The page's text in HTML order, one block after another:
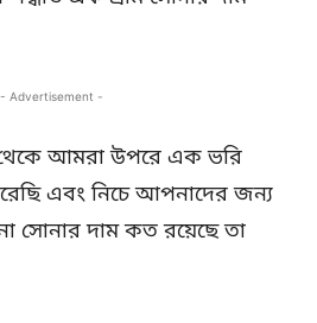
- Advertisement -
আমরা উপরে এক ভরি
এবং নিচে আপনাদের জন্য
সোনার দাম কত রয়েছে তা